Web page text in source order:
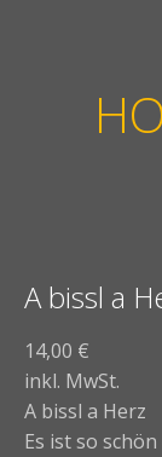
A bissl a
14,00 €
inkl. MwSt.
A bissl a Herz
Es ist so